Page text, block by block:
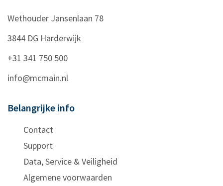
Wethouder Jansenlaan 78
3844 DG Harderwijk
+31 341 750 500
info@mcmain.nl
Belangrijke info
Contact
Support
Data, Service & Veiligheid
Algemene voorwaarden